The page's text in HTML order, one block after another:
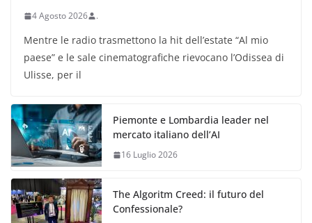
4 Agosto 2026 .
Mentre le radio trasmettono la hit dell’estate “Al mio
paese” e le sale cinematografiche rievocano l’Odissea di
Ulisse, per il
Piemonte e Lombardia leader nel
mercato italiano dell’AI
16 Luglio 2026
The Algoritm Creed: il futuro del
Confessionale?